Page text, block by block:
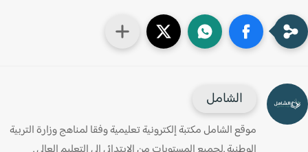
الشامل
موقع الشامل مكتبة إلكترونية تعليمية وفقا لمناهج وزارة التربية